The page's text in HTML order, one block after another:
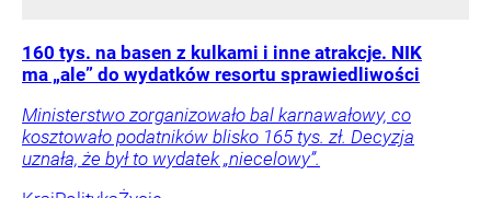
160 tys. na basen z kulkami i inne atrakcje. NIK
ma „ale” do wydatków resortu sprawiedliwości
Ministerstwo zorganizowało bal karnawałowy, co
kosztowało podatników blisko 165 tys. zł. Decyzja
uznała, że był to wydatek „niecelowy”.